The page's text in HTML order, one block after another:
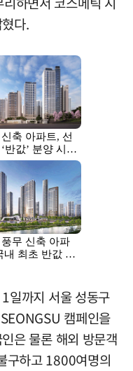
다.
일까지 서울 성동구
캠페인을
은 물론 해외 방문객
구하고 1800여명의